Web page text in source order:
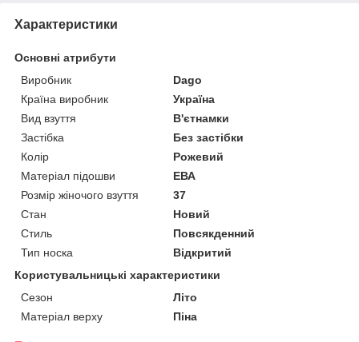
Характеристики
Основні атрибути
Виробник
Dago
Країна виробник
Україна
Вид взуття
В'єтнамки
Застібка
Без застібки
Колір
Рожевий
Матеріал підошви
ЕВА
Розмір жіночого взуття
37
Стан
Новий
Стиль
Повсякденний
Тип носка
Відкритий
Користувальницькі характеристики
Сезон
Літо
Матеріал верху
Піна